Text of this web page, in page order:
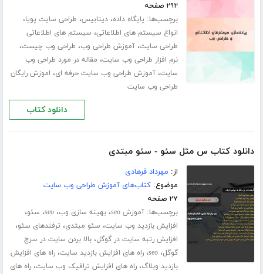
۲۹۲ صفحه
برچسب‌ها: پایگاه داده،دیتابیس، طراحی سایت پویا،
انواع سیستم های اطلاعاتی، سیستم های اطلاعاتی
طراحی سایت،آموزش طراحی وب، طراحی وب چیست،
نرم افزار طراحی وب سایت، مقاله در مورد طراحی وب
سایت،آموزش طراحی وب سایت حرفه ای، اموزش رایگان
طراحی وب سایت
دانلود کتاب
دانلود کتاب س مثل سئو - سئو مبتدی
از: مهرداد فرهادی
موضوع:کتاب‌های آموزش طراحی وب سایت
۲۷ صفحه
برچسب‌ها:آموزش seo ،بهینه سازی وب،seo، سئو،
افزایش بازدید وب سایت، سئو مبتدی، ترفندهای سئو،
افزایش رتبه سایت در گوگل،بالا بردن سایت در سرچ
گوگل،seo،راه های افزایش بازدید سایت،راه های افزایش
بازدید وبلاگ،راه های افزایش ترافیک وب سایت،راه های